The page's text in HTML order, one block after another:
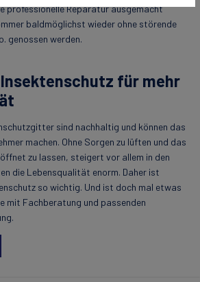
professionelle Reparatur ausgemacht
baldmöglichst wieder ohne störende
genossen werden.
für mehr
sind nachhaltig und können das
machen. Ohne Sorgen zu lüften und das
zu lassen, steigert vor allem in den
die Lebensqualität enorm. Daher ist
so wichtig. Und ist doch mal etwas
mit Fachberatung und passenden